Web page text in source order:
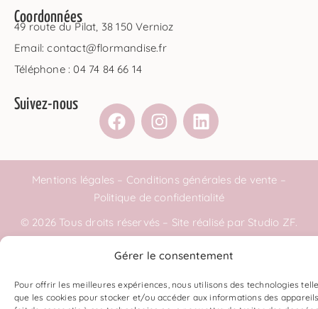
Gérer le consentement
Pour offrir les meilleures expériences, nous utilisons des technologies
que les cookies pour stocker et/ou accéder aux informations des
Coordonnées
49 route du Pilat, 38 150 Vernioz
Email: contact@flormandise.fr
Téléphone : 04 74 84 66 14
Suivez-nous
Mentions légales – Conditions générales de vente –
Politique de confidentialité
© 2026 Tous droits réservés – Site réalisé par Studio ZF.